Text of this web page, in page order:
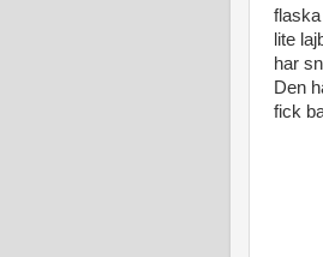
lite
har
Den
fick